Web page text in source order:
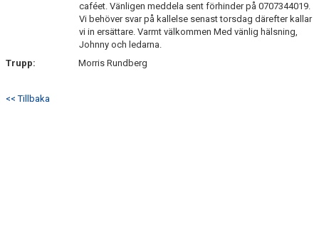
caféet. Vänligen meddela sent förhinder på 0707344019.
Vi behöver svar på kallelse senast torsdag därefter kallar
vi in ersättare. Varmt välkommen Med vänlig hälsning,
Johnny och ledarna.
Trupp:
Morris Rundberg
<< Tillbaka